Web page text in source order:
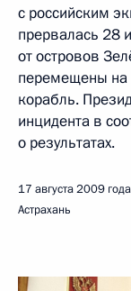
с российским
прервалась 28
от островов
перемещены на
корабль.
инцидента в
о результатах.
17 августа 2009 года
Астрахань